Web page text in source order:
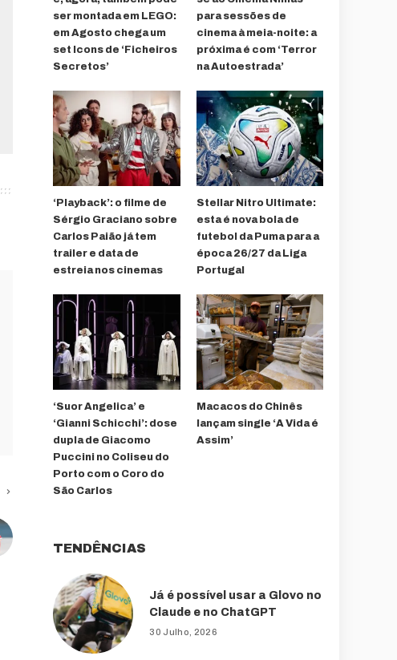
ser montada em LEGO:
em Agosto chega um
set Icons de ‘Ficheiros
Secretos’
para sessões de
cinema à meia-noite: a
próxima é com ‘Terror
na Autoestrada’
‘Playback’: o filme de
Sérgio Graciano sobre
Carlos Paião já tem
trailer e data de
estreia nos cinemas
Stellar Nitro Ultimate:
esta é nova bola de
futebol da Puma para a
época 26/27 da Liga
Portugal
‘Suor Angelica’ e
‘Gianni Schicchi’: dose
dupla de Giacomo
Puccini no Coliseu do
Porto com o Coro do
São Carlos
Macacos do Chinês
lançam single ‘A Vida é
Assim’
TENDÊNCIAS
Já é possível usar a Glovo no
Claude e no ChatGPT
30 Julho, 2026